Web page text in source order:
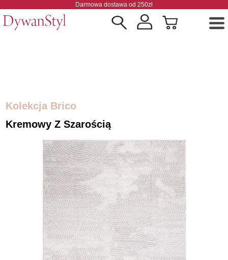
Darmowa dostawa od 250zł
Kolekcja Brico
Kremowy Z Szarością